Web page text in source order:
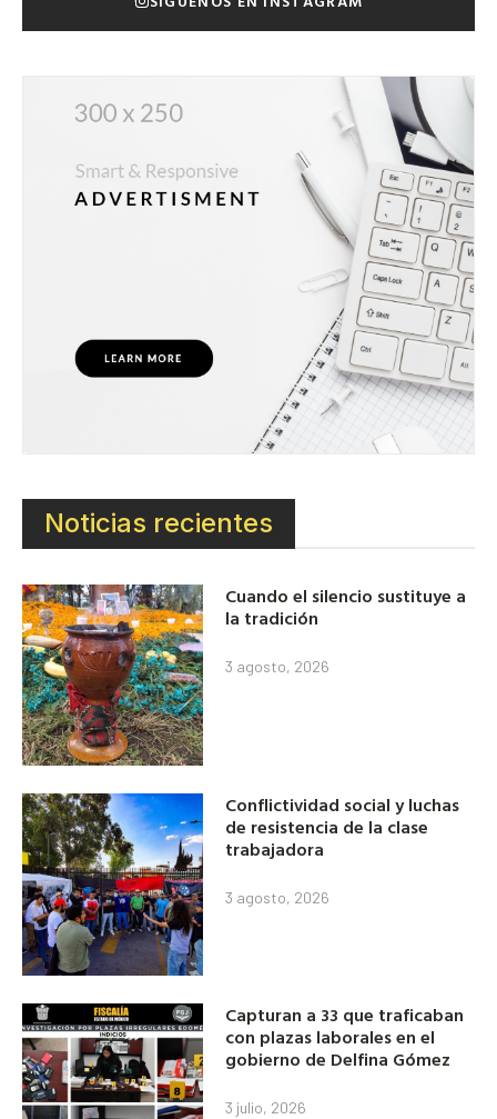
Noticias recientes
Cuando el silencio sustituye a
la tradición
3 agosto, 2026
Conflictividad social y luchas
de resistencia de la clase
trabajadora
3 agosto, 2026
Capturan a 33 que traficaban
con plazas laborales en el
gobierno de Delfina Gómez
3 julio, 2026